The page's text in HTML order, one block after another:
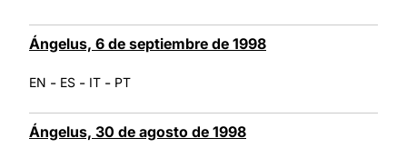
Ángelus, 6 de septiembre de 1998
EN - ES - IT - PT
Ángelus, 30 de agosto de 1998